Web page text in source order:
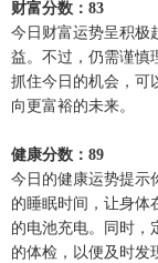
财富分数：83
今日财富运势呈积极
益。不过，仍需谨慎
抓住今日的机会，可
向更富裕的未来。
健康分数：89
今日的健康运势提示
的睡眠时间，让身体
的电池充电。同时，
的体检，以便及时发